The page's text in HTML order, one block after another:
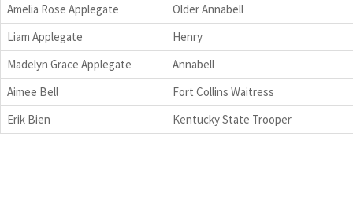
Amelia Rose Applegate
Older Annabell
Liam Applegate
Henry
Madelyn Grace Applegate
Annabell
Aimee Bell
Fort Collins Waitress
Erik Bien
Kentucky State Trooper